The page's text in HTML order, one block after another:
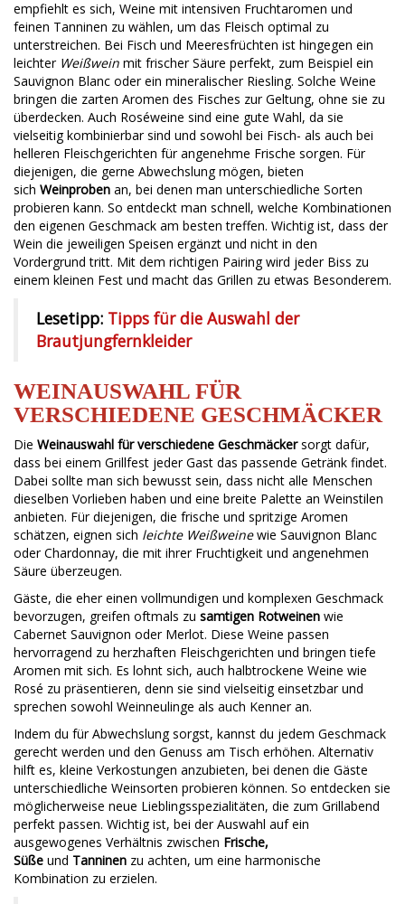
empfiehlt es sich, Weine mit intensiven Fruchtaromen und
feinen Tanninen zu wählen, um das Fleisch optimal zu
unterstreichen. Bei Fisch und Meeresfrüchten ist hingegen ein
leichter Weißwein mit frischer Säure perfekt, zum Beispiel ein
Sauvignon Blanc oder ein mineralischer Riesling. Solche Weine
bringen die zarten Aromen des Fisches zur Geltung, ohne sie zu
überdecken. Auch Roséweine sind eine gute Wahl, da sie
vielseitig kombinierbar sind und sowohl bei Fisch- als auch bei
helleren Fleischgerichten für angenehme Frische sorgen. Für
diejenigen, die gerne Abwechslung mögen, bieten
sich Weinproben an, bei denen man unterschiedliche Sorten
probieren kann. So entdeckt man schnell, welche Kombinationen
den eigenen Geschmack am besten treffen. Wichtig ist, dass der
Wein die jeweiligen Speisen ergänzt und nicht in den
Vordergrund tritt. Mit dem richtigen Pairing wird jeder Biss zu
einem kleinen Fest und macht das Grillen zu etwas Besonderem.
Lesetipp: Tipps für die Auswahl der
Brautjungfernkleider
WEINAUSWAHL FÜR
VERSCHIEDENE GESCHMÄCKER
Die Weinauswahl für verschiedene Geschmäckersorgt dafür,
dass bei einem Grillfest jeder Gast das passende Getränk findet.
Dabei sollte man sich bewusst sein, dass nicht alle Menschen
dieselben Vorlieben haben und eine breite Palette an Weinstilen
anbieten. Für diejenigen, die frische und spritzige Aromen
schätzen, eignen sich leichte Weißweinewie Sauvignon Blanc
oder Chardonnay, die mit ihrer Fruchtigkeit und angenehmen
Säure überzeugen.
Gäste, die eher einen vollmundigen und komplexen Geschmack
bevorzugen, greifen oftmals zu samtigen Rotweinen wie
Cabernet Sauvignon oder Merlot. Diese Weine passen
hervorragend zu herzhaften Fleischgerichten und bringen tiefe
Aromen mit sich. Es lohnt sich, auch halbtrockene Weine wie
Rosé zu präsentieren, denn sie sind vielseitig einsetzbar und
sprechen sowohl Weinneulinge als auch Kenner an.
Indem du für Abwechslung sorgst, kannst du jedem Geschmack
gerecht werden und den Genuss am Tisch erhöhen. Alternativ
hilft es, kleine Verkostungen anzubieten, bei denen die Gäste
unterschiedliche Weinsorten probieren können. So entdecken sie
möglicherweise neue Lieblingsspezialitäten, die zum Grillabend
perfekt passen. Wichtig ist, bei der Auswahl auf ein
ausgewogenes Verhältnis zwischen Frische,
Süße und Tanninen zu achten, um eine harmonische
Kombination zu erzielen.